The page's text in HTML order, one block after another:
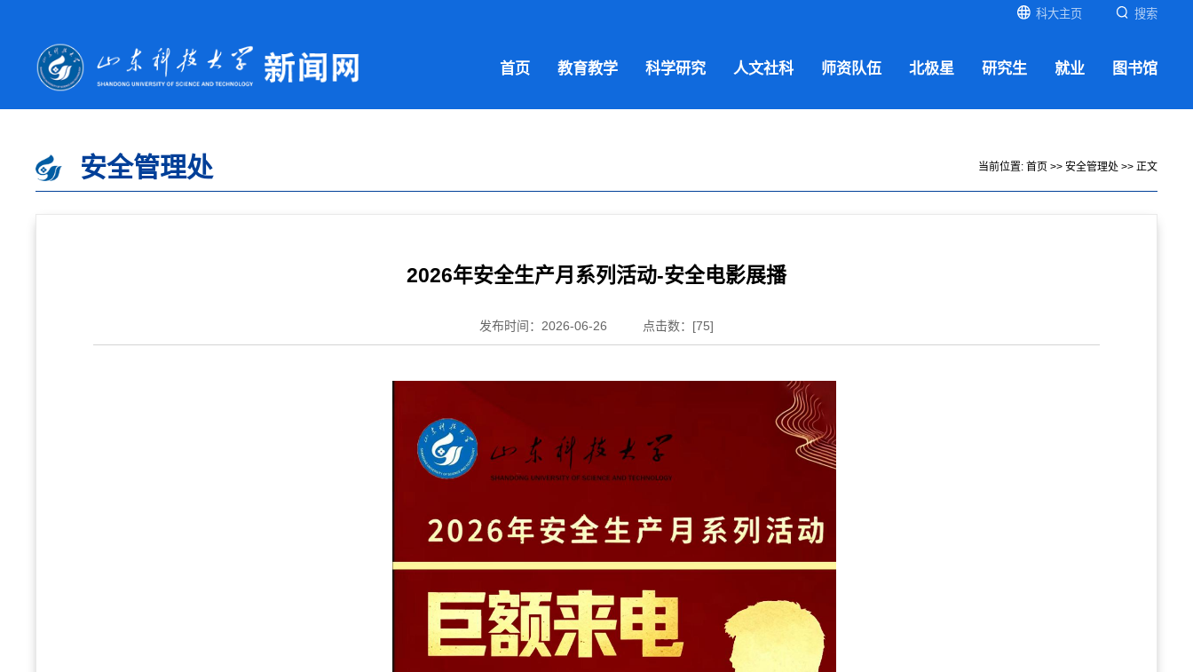
科大主页 搜索
首页 教育教学 科学研究 人文社科 师资队伍 北极星 研究生 就业 图书馆
安全管理处 当前位置: 首页 >> 安全管理处 >> 正文
2026年安全生产月系列活动-安全电影展播
发布时间：2026-06-26 点击数：[75]